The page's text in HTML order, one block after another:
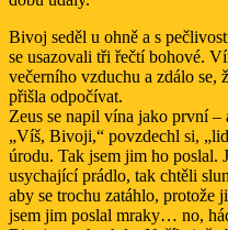
Bivoj seděl u ohně a s
se usazovali tři řečtí bohové.
večerního vzduchu a zdálo se,
přišla odpočívat.
Zeus se napil vína jako první –
„Víš, Bivoji,“ povzdechl si,
úrodu. Tak jsem jim ho poslal.
usychající prádlo, tak chtěli
aby se trochu zatáhlo, protože
jsem jim poslal mraky… no,